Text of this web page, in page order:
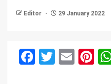
Editor 29 January 2022
Facebook
Twitter